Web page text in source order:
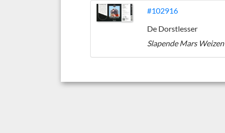
#102916
De Dorstlesser
Slapende Mars Weizen